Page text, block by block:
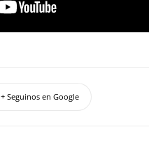
+ Seguinos en Google